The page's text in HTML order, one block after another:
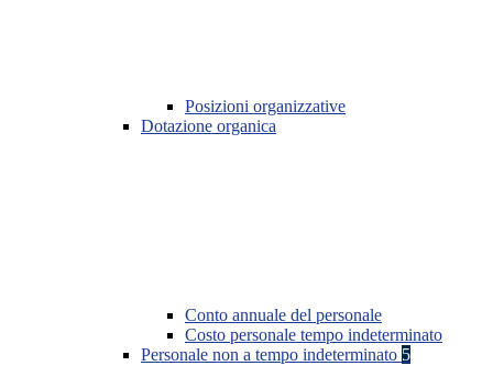
Posizioni organizzative
Dotazione organica
Conto annuale del personale
Costo personale tempo indeterminato
Personale non a tempo indeterminato 5